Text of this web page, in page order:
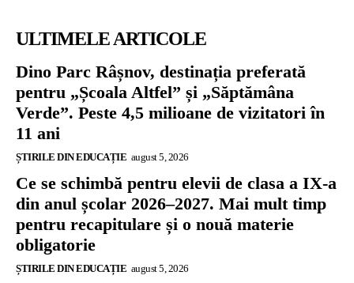
ULTIMELE ARTICOLE
Dino Parc Râșnov, destinația preferată
pentru „Școala Altfel” și „Săptămâna
Verde”. Peste 4,5 milioane de vizitatori în
11 ani
ȘTIRILE DIN EDUCAȚIE august 5, 2026
Ce se schimbă pentru elevii de clasa a IX-a
din anul școlar 2026–2027. Mai mult timp
pentru recapitulare și o nouă materie
obligatorie
ȘTIRILE DIN EDUCAȚIE august 5, 2026